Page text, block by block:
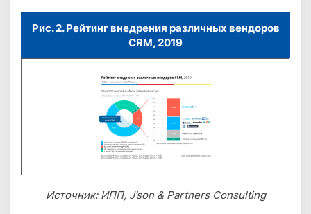
Рис. 2. Рейтинг внедрения различных вендоров
CRM, 2019
Источник: ИПП, J’son & Partners Consulting